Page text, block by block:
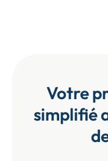
Votre
simplifié